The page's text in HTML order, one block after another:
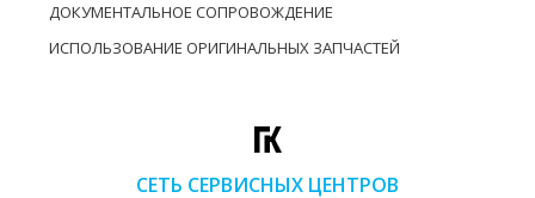
СЕТЬ СЕРВИСНЫХ ЦЕНТРОВ
ДОКУМЕНТАЛЬНОЕ СОПРОВОЖДЕНИЕ
ИСПОЛЬЗОВАНИЕ ОРИГИНАЛЬНЫХ ЗАПЧАСТЕЙ